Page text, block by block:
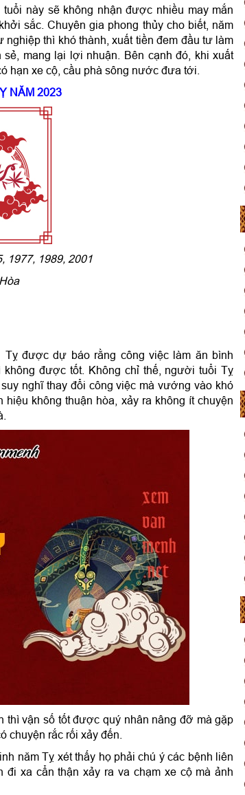
này sẽ không nhận được nhiều may mắn
sắc. Chuyên gia phong thủy cho biết, năm
thì khó thành, xuất tiền đem đầu tư làm
mang lại lợi nhuận. Bên cạnh đó, khi xuất
hạn xe cộ, cầu phà sông nước đưa tới.
NĂM 2023
1977, 1989, 2001
được dự báo rằng công việc làm ăn bình
được tốt. Không chỉ thế, người tuổi Tỵ
nghĩ thay đổi công việc mà vướng vào khó
không thuận hòa, xảy ra không ít chuyện
vận số tốt được quý nhân nâng đỡ mà gặp
chuyện rắc rối xảy đến.
năm Tỵ xét thấy họ phải chú ý các bệnh liên
xa cẩn thận xảy ra va chạm xe cộ mà ảnh